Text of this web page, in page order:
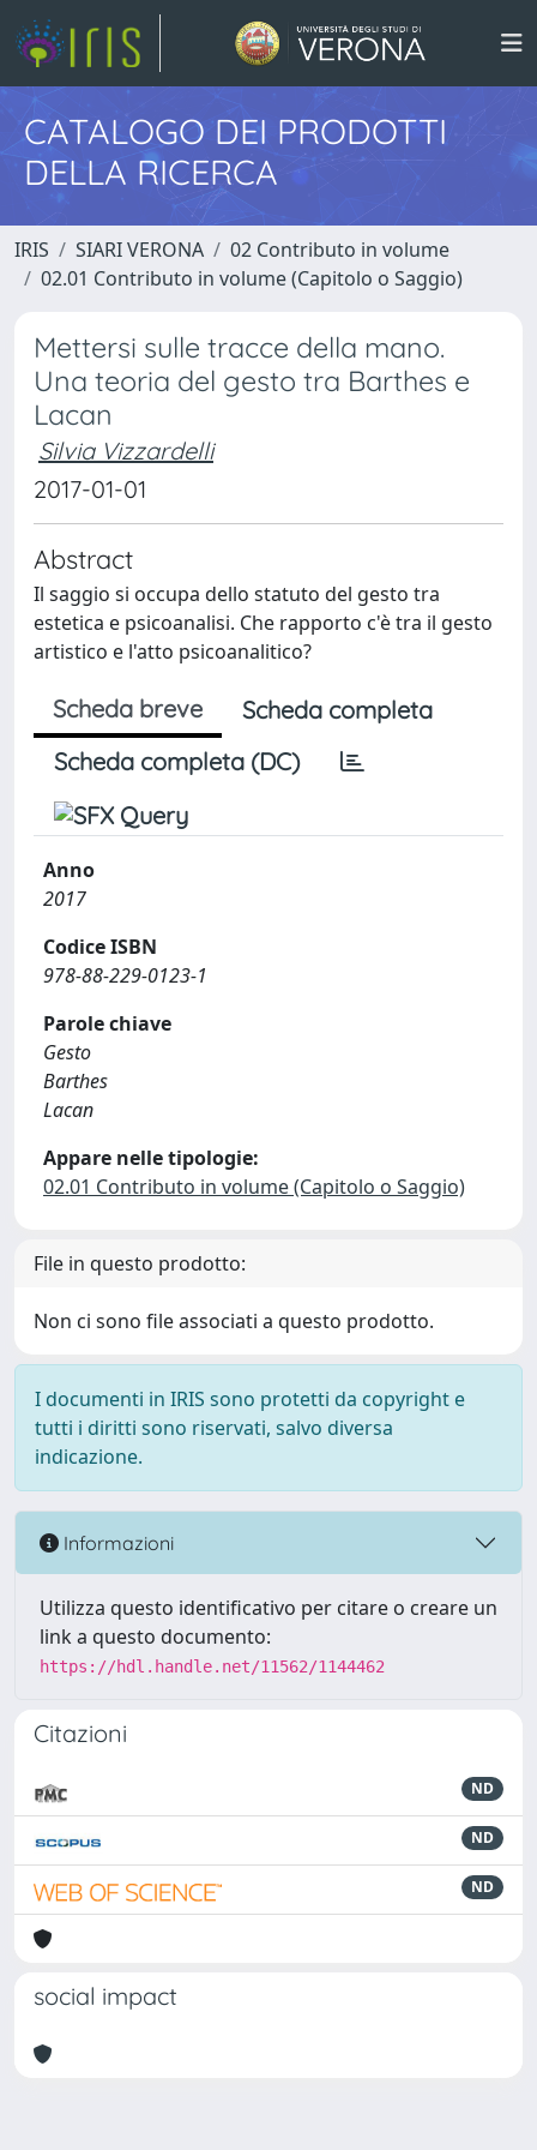
CATALOGO DEI PRODOTTI
DELLA RICERCA
IRIS SIARI VERONA
02 Contributo in volume
02.01 Contributo in volume (Capitolo o Saggio)
Mettersi sulle tracce della mano.
Una teoria del gesto tra Barthes e
Lacan
Silvia Vizzardelli
2017-01-01
Abstract
Il saggio si occupa dello statuto del gesto tra
estetica e psicoanalisi. Che rapporto c'è tra il gesto
artistico e l'atto psicoanalitico?
Scheda breve
Scheda completa
Scheda completa (DC)
Anno
2017
Codice ISBN
978-88-229-0123-1
Parole chiave
Gesto
Barthes
Lacan
Appare nelle tipologie:
02.01 Contributo in volume (Capitolo o Saggio)
File in questo prodotto:
Non ci sono file associati a questo prodotto.
I documenti in IRIS sono protetti da copyright e
tutti i diritti sono riservati, salvo diversa
indicazione.
Informazioni
Utilizza questo identificativo per citare o creare un
link a questo documento:
https://hdl.handle.net/11562/1144462
Citazioni
ND
ND
ND
social impact